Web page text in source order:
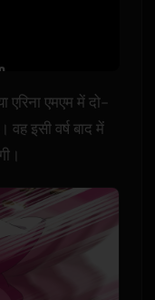
एरिना एमएम में दो-
इसी वर्ष बाद में